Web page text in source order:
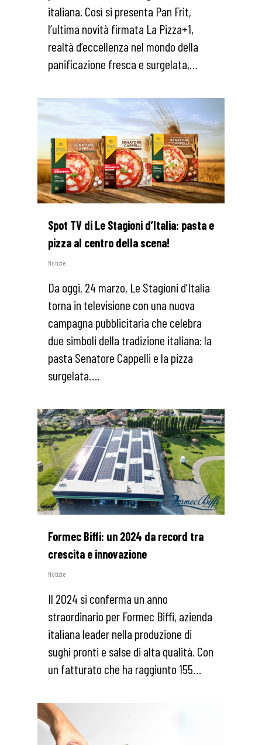
italiana. Così si presenta Pan Frit,
l’ultima novità firmata La Pizza+1,
realtà d’eccellenza nel mondo della
panificazione fresca e surgelata,…
Spot TV di Le Stagioni d’Italia: pasta e
pizza al centro della scena!
Notizie
Da oggi, 24 marzo, Le Stagioni d’Italia
torna in televisione con una nuova
campagna pubblicitaria che celebra
due simboli della tradizione italiana: la
pasta Senatore Cappelli e la pizza
surgelata….
Formec Biffi: un 2024 da record tra
crescita e innovazione
Notizie
Il 2024 si conferma un anno
straordinario per Formec Biffi, azienda
italiana leader nella produzione di
sughi pronti e salse di alta qualità. Con
un fatturato che ha raggiunto 155…
0